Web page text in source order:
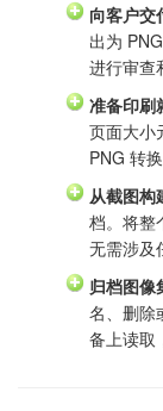
向客户交
出为
进行审查
准备印刷
页面大小
PNG 转
从截图构
档。将整
无需涉及
归档图像
名、删除
备上读取